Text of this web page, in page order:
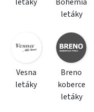
letáky
Vesna
letáky
Breno
koberce
letáky